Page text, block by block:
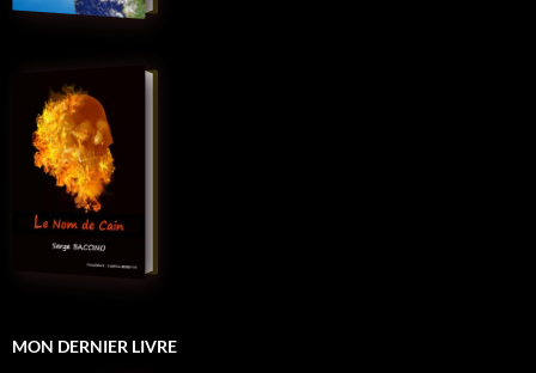
MON DERNIER LIVRE